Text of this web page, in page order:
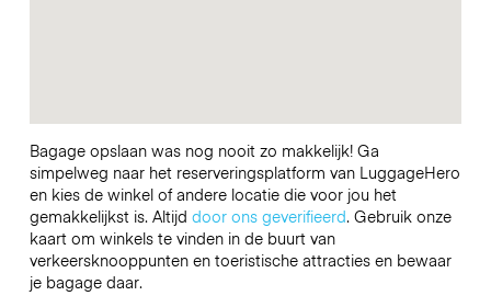
Bagage opslaan was nog nooit zo makkelijk! Ga
simpelweg naar het reserveringsplatform van LuggageHero
en kies de winkel of andere locatie die voor jou het
gemakkelijkst is. Altijd door ons geverifieerd. Gebruik onze
kaart om winkels te vinden in de buurt van
verkeersknooppunten en toeristische attracties en bewaar
je bagage daar.